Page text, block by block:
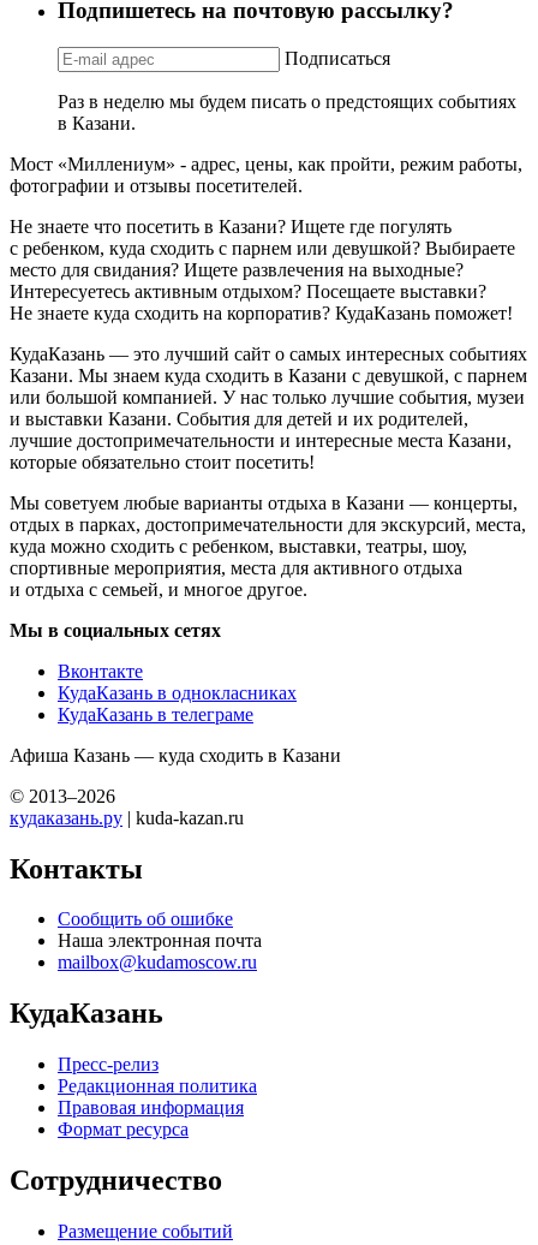
Подпишетесь на почтовую рассылку?
Подписаться
Раз в неделю мы будем писать о предстоящих событиях
в Казани.
Мост «Миллениум» - адрес, цены, как пройти, режим работы,
фотографии и отзывы посетителей.
Не знаете что посетить в Казани? Ищете где погулять
с ребенком, куда сходить с парнем или девушкой? Выбираете
место для свидания? Ищете развлечения на выходные?
Интересуетесь активным отдыхом? Посещаете выставки?
Не знаете куда сходить на корпоратив? КудаКазань поможет!
КудаКазань — это лучший сайт о самых интересных событиях
Казани. Мы знаем куда сходить в Казани с девушкой, с парнем
или большой компанией. У нас только лучшие события, музеи
и выставки Казани. События для детей и их родителей,
лучшие достопримечательности и интересные места Казани,
которые обязательно стоит посетить!
Мы советуем любые варианты отдыха в Казани — концерты,
отдых в парках, достопримечательности для экскурсий, места,
куда можно сходить с ребенком, выставки, театры, шоу,
спортивные мероприятия, места для активного отдыха
и отдыха с семьей, и многое другое.
Мы в социальных сетях
Вконтакте
КудаКазань в однокласниках
КудаКазань в телеграме
Афиша Казань — куда сходить в Казани
© 2013–2026
кудаказань.ру | kuda-kazan.ru
Контакты
Сообщить об ошибке
Наша электронная почта
mailbox@kudamoscow.ru
КудаКазань
Пресс-релиз
Редакционная политика
Правовая информация
Формат ресурса
Сотрудничество
Размещение событий